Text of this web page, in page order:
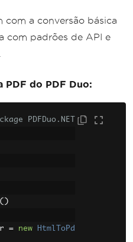
com a conversão básica
com padrões de API e
PDF do PDF Duo:
PDFDuo.NET
()
= new
HtmlToPd